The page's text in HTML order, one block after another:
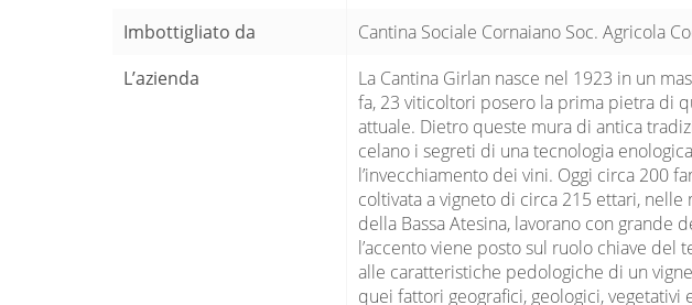
Imbottigliato da
Cantina Sociale Cornaiano Soc. Agricola
L’azienda
La Cantina Girlan nasce nel 1923 in un
fa, 23 viticoltori posero la prima pietra di
attuale. Dietro queste mura di antica
celano i segreti di una tecnologia
l’invecchiamento dei vini. Oggi circa 200
coltivata a vigneto di circa 215 ettari,
della Bassa Atesina, lavorano con
l’accento viene posto sul ruolo chiave
alle caratteristiche pedologiche di un
quei fattori geografici, geologici,